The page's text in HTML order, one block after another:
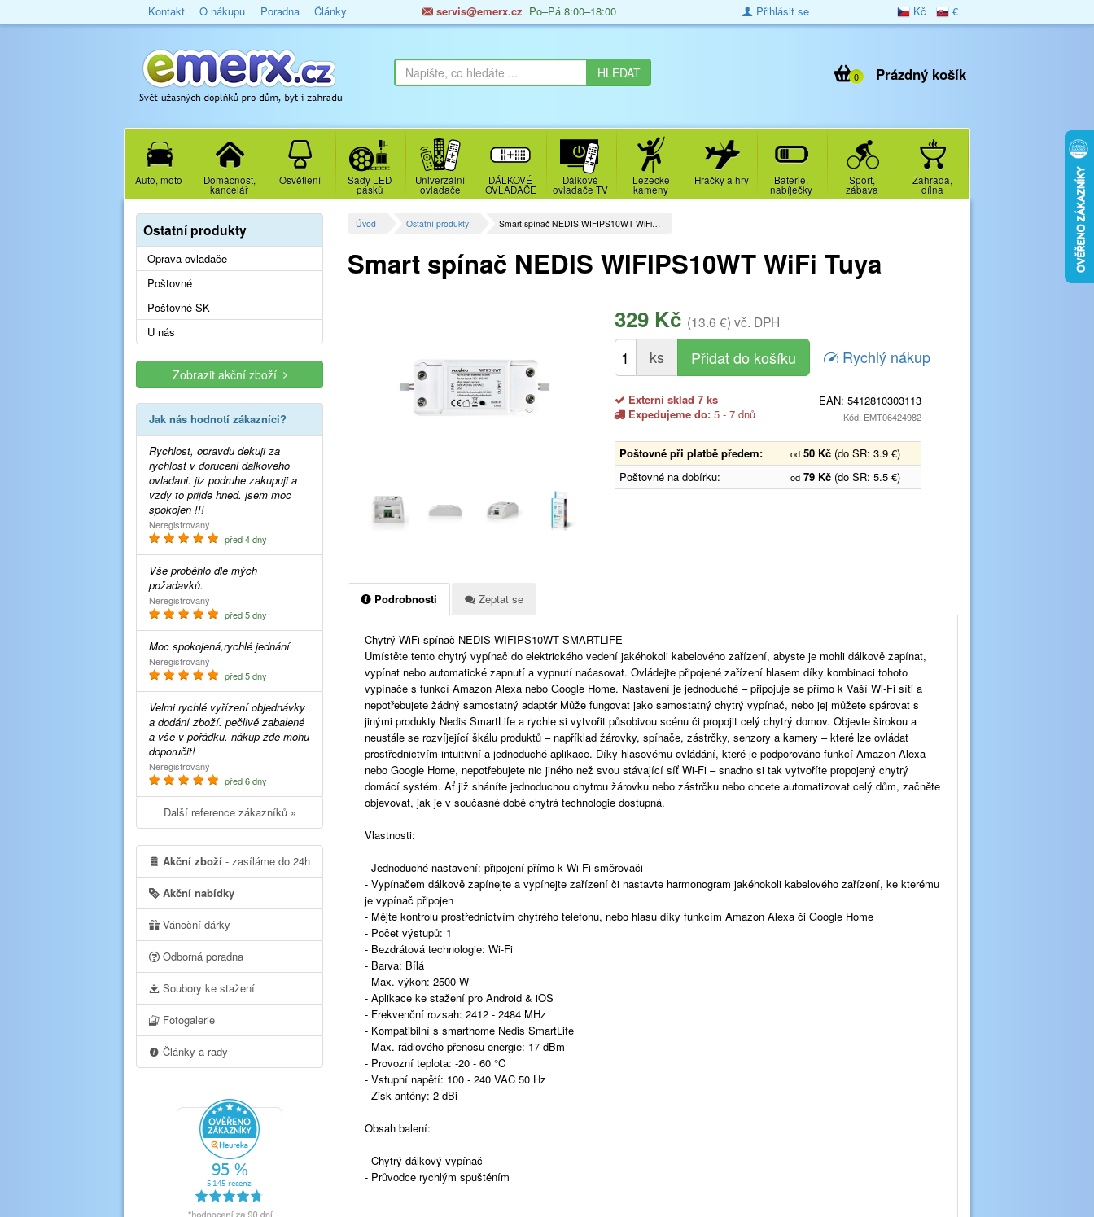
Kontakt O nákupu Poradna Články servis@emerx.cz Po–Pá 8:00–18:00 Kč €
Přihlásit se
Prázdný košík
0
Auto, moto Domácnost,
kancelář
Osvětlení Sady LED
pásků
Univerzální
ovladače
DÁLKOVÉ
OVLADAČE
Dálkové
ovladače TV
Lezecké
kameny
Hračky a hry Baterie,
nabíječky
Sport,
zábava
Zahrada,
dílna
Úvod Ostatní produkty Smart spínač NEDIS WIFIPS10WT WiFi…
Smart spínač NEDIS WIFIPS10WT WiFi Tuya
329 Kč (13.6 €) vč. DPH
ks Rychlý nákup
Externí sklad 7 ks
Expedujeme do:5 - 7 dnů
EAN: 5412810303113
Kód: EMT06424982
Poštovné při platbě předem: od 50 Kč (do SR: 3.9 €)
Poštovné na dobírku:
od 79 Kč (do SR: 5.5 €)
Podrobnosti Zeptat se
Chytrý WiFi spínač NEDIS WIFIPS10WT SMARTLIFE
Umístěte tento chytrý vypínač do elektrického vedení jakéhokoli kabelového zařízení, abyste je mohli dálkově zapínat,
vypínat nebo automatické zapnutí a vypnutí načasovat. Ovládejte připojené zařízení hlasem díky kombinaci tohoto
vypínače s funkcí Amazon Alexa nebo Google Home. Nastavení je jednoduché – připojuje se přímo k Vaší Wi-Fi síti a
nepotřebujete žádný samostatný adaptér Může fungovat jako samostatný chytrý vypínač, nebo jej můžete spárovat s
jinými produkty Nedis SmartLife a rychle si vytvořit působivou scénu či propojit celý chytrý domov. Objevte širokou a
neustále se rozvíjející škálu produktů – například žárovky, spínače, zástrčky, senzory a kamery – které lze ovládat
prostřednictvím intuitivní a jednoduché aplikace. Díky hlasovému ovládání, které je podporováno funkcí Amazon Alexa
nebo Google Home, nepotřebujete nic jiného než svou stávající síť Wi-Fi – snadno si tak vytvoříte propojený chytrý
domácí systém. Ať již sháníte jednoduchou chytrou žárovku nebo zástrčku nebo chcete automatizovat celý dům, začněte
objevovat, jak je v současné době chytrá technologie dostupná.
Vlastnosti:
- Jednoduché nastavení: připojení přímo k Wi-Fi směrovači
- Vypínačem dálkově zapínejte a vypínejte zařízení či nastavte harmonogram jakéhokoli kabelového zařízení, ke kterému
je vypínač připojen
- Mějte kontrolu prostřednictvím chytrého telefonu, nebo hlasu díky funkcím Amazon Alexa či Google Home
- Počet výstupů: 1
- Bezdrátová technologie: Wi-Fi
- Barva: Bílá
- Max. výkon: 2500 W
- Aplikace ke stažení pro Android & iOS
- Frekvenční rozsah: 2412 - 2484 MHz
- Kompatibilní s smarthome Nedis SmartLife
- Max. rádiového přenosu energie: 17 dBm
- Provozní teplota: -20 - 60 °C
- Vstupní napětí: 100 - 240 VAC 50 Hz
- Zisk antény: 2 dBi
Obsah balení:
- Chytrý dálkový vypínač
- Průvodce rychlým spuštěním
Ostatní produkty
Oprava ovladače
Poštovné
Poštovné SK
U nás
Zobrazit akční zboží
Jak nás hodnotí zákazníci?
Rychlost, opravdu dekuji za
rychlost v doruceni dalkoveho
ovladani. jiz podruhe zakupuji a
vzdy to prijde hned. jsem moc
spokojen !!!
Neregistrovaný
před 4 dny
Vše proběhlo dle mých
požadavků.
Neregistrovaný
před 5 dny
Moc spokojená,rychlé jednání
Neregistrovaný
před 5 dny
Velmi rychlé vyřízení objednávky
a dodání zboží. pečlivě zabalené
a vše v pořádku. nákup zde mohu
doporučit!
Neregistrovaný
před 6 dny
Další reference zákazníků »
Akční zboží - zasíláme do 24h
Akční nabídky
Vánoční dárky
Odborná poradna
Soubory ke stažení
Fotogalerie
Články a rady